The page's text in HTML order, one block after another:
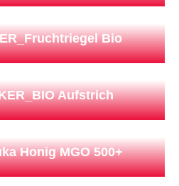
Bio
Aufstrich
Honig MGO 500+